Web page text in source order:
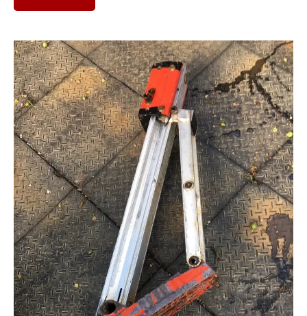
Это лучшее средство для удаления
бетона и цемента.
Даже застарелые отложения бетона
и раствора легко поддаются
удалению.
Антибетон гарантирует полное
удаление бетонных остатков с
миксеров, бетононасосов и другого